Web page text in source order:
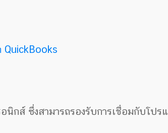
QuickBooks
กส์ ซึ่งสามารถรองรับการเชื่อมกับโปร